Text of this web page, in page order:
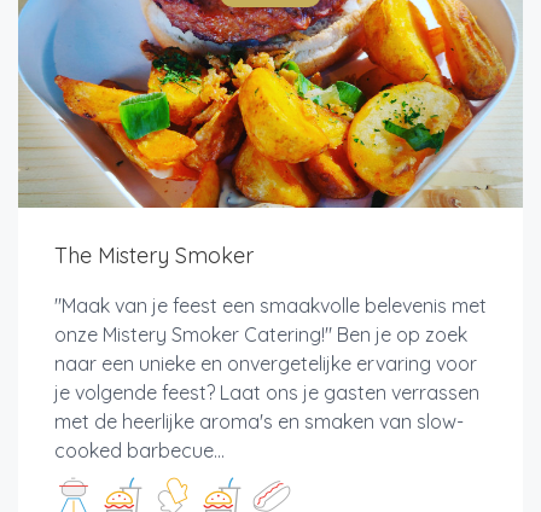
The Mistery Smoker
"Maak van je feest een smaakvolle belevenis met
onze Mistery Smoker Catering!" Ben je op zoek
naar een unieke en onvergetelijke ervaring voor
je volgende feest? Laat ons je gasten verrassen
met de heerlijke aroma's en smaken van slow-
cooked barbecue...